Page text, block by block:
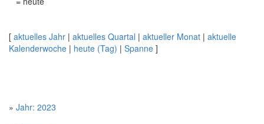
[ aktuelles Jahr | aktuelles Quartal | aktueller Monat | aktuelle
Kalenderwoche | heute (Tag) | Spanne ]
» Jahr: 2023